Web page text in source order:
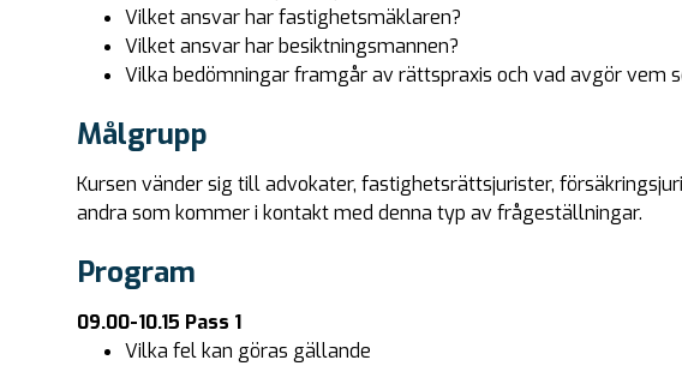
Vilket ansvar har fastighetsmäklaren?
Vilket ansvar har besiktningsmannen?
Vilka bedömningar framgår av rättspraxis och vad avgör vem
Målgrupp
Kursen vänder sig till advokater, fastighetsrättsjurister,
andra som kommer i kontakt med denna typ av frågeställningar.
Program
09.00-10.15 Pass 1
Vilka fel kan göras gällande